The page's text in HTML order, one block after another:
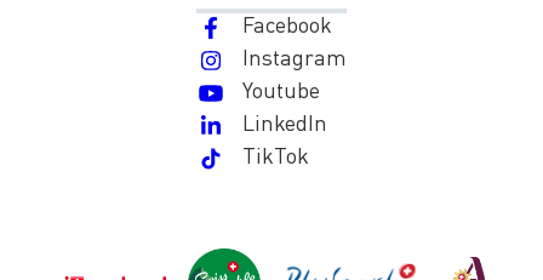
Facebook
Instagram
Youtube
LinkedIn
TikTok